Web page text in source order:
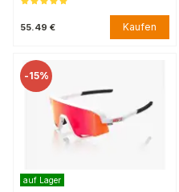
55.49 € Kaufen
-15%
auf Lager